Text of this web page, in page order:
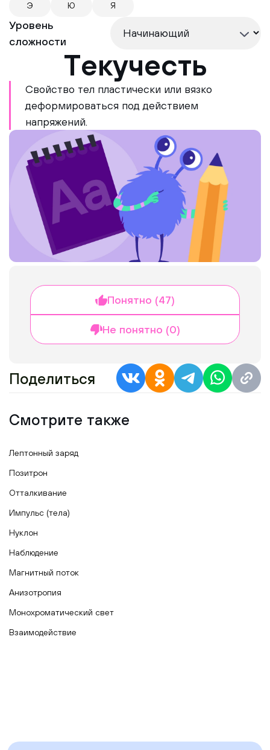
Э Ю Я
Уровень
сложности
Текучесть
Свойство тел пластически или вязко
деформироваться под действием
напряжений.
Понятно (47)
Не понятно (0)
Поделиться
Смотрите также
Лептонный заряд
Позитрон
Отталкивание
Импульс (тела)
Нуклон
Наблюдение
Магнитный поток
Анизотропия
Монохроматический свет
Взаимодействие